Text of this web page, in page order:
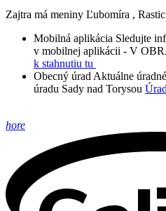
Zajtra má meniny Ľubomíra , Rastic
Mobilná aplikácia Sledujte
v mobilnej aplikácii - V
k stahnutiu tu
Obecný úrad Aktuálne
úradu Sady nad Torysou
hore